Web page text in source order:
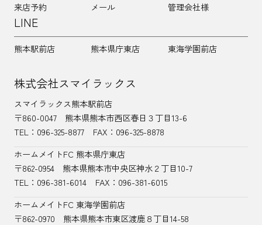
来店予約 メール 管理会社様
LINE
熊本駅前店 熊本県庁東店 東海学園前店
株式会社スマイラックス
スマイラックス熊本駅前店
〒860-0047
熊本県熊本市西区春日３丁目13-6
TEL： 096-325-8877
FAX：096-325-8878
ホームメイトFC 熊本県庁東店
〒862-0954
熊本県熊本市中央区神水２丁目10-7
TEL：096-381-6014
FAX：096-381-6015
ホームメイトFC 東海学園前店
〒862-0970
熊本県熊本市東区渡鹿８丁目14-58